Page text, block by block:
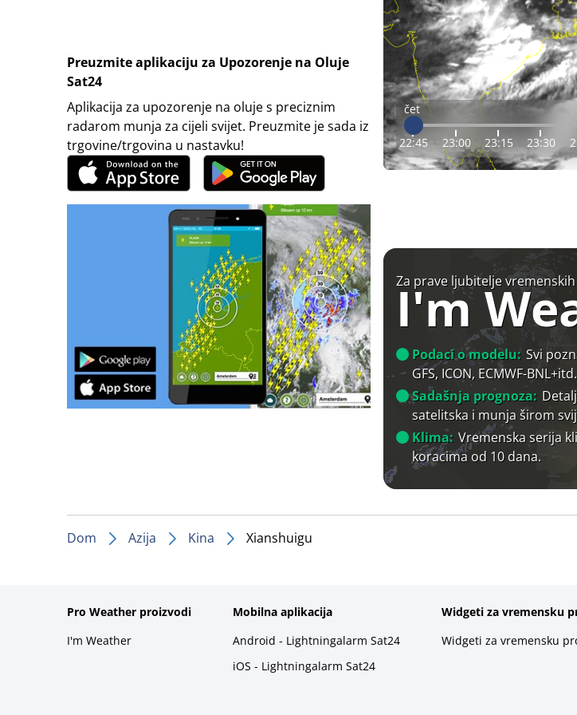
Preuzmite aplikaciju za Upozorenje na Oluje
Sat24
Aplikacija za upozorenje na oluje s preciznim
radarom munja za cijeli svijet. Preuzmite je sada iz
trgovine/trgovina u nastavku!
čet
22:45 23:00 23:15 23:30
Za prave ljubitelje
I'm
Podaci o modelu: Svi
GFS, ICON, ECMWF-BNL+itd.
Sadašnja prognoza:
satelitska i munja širom
Klima: Vremenska serija
koracima od 10 dana.
Dom Azija Kina Xianshuigu
Pro Weather proizvodi
I'm Weather
Mobilna aplikacija
Android - Lightningalarm Sat24
iOS - Lightningalarm Sat24
Widgeti za vremensku
Widgeti za vremensku